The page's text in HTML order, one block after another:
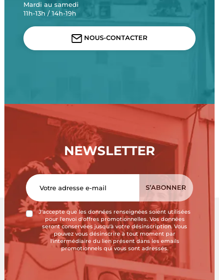
Mardi au samedi
11h-13h / 14h-19h
NOUS-CONTACTER
NEWSLETTER
J'accepte que les données renseignées soient utilisées
pour l'envoi d'offres promotionnelles. Vos données
seront conservées jusqu'à votre désinscription. Vous
pouvez vous désinscrire à tout moment par
l'intermédiaire du lien présent dans les emails
promotionnels qui vous sont adressés.